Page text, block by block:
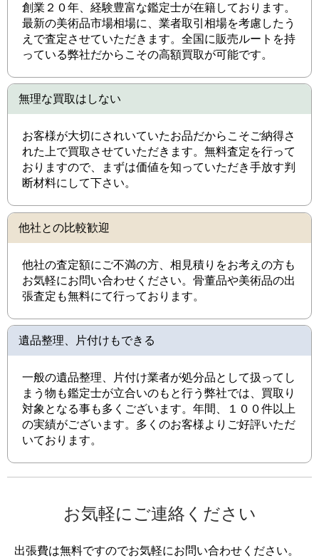
創業２０年、経験豊富な鑑定士が在籍しております。
最新の美術品市場相場に、業者取引相場を考慮したう
えで査定させていただきます。全国に販売ルートを持
っている弊社だからこその高額買取が可能です。
無理な買取はしない
お客様が大切にされいていたお品だからこそご納得さ
れた上で買取させていただきます。無料査定を行って
おりますので、まずは価値を知っていただき手放す判
断材料にして下さい。
他社との比較歓迎
他社の査定額にご不満の方、相見積りをお考えの方も
お気軽にお問い合わせください。骨董品や美術品の出
張査定も無料にて行っております。
遺品整理、片付けもできる
一般の遺品整理、片付け業者が処分品として扱ってし
まう物も鑑定士が立合いのもと行う弊社では、買取り
対象となる事も多くございます。年間、１００件以上
の実績がございます。多くのお客様よりご好評いただ
いております。
お気軽にご連絡ください
出張費は無料ですのでお気軽にお問い合わせください。